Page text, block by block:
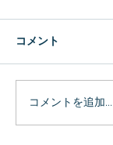
コメント
コメントを追加…